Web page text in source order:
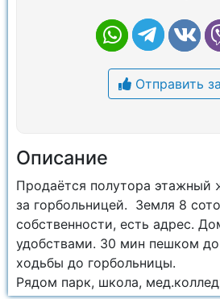
Отправить
Описание
Продаётся полутора
за горбольницей. Земля 8
собственности, есть адрес.
удобствами. 30 мин пешком
ходьбы до горбольницы.
Рядом парк, школа,